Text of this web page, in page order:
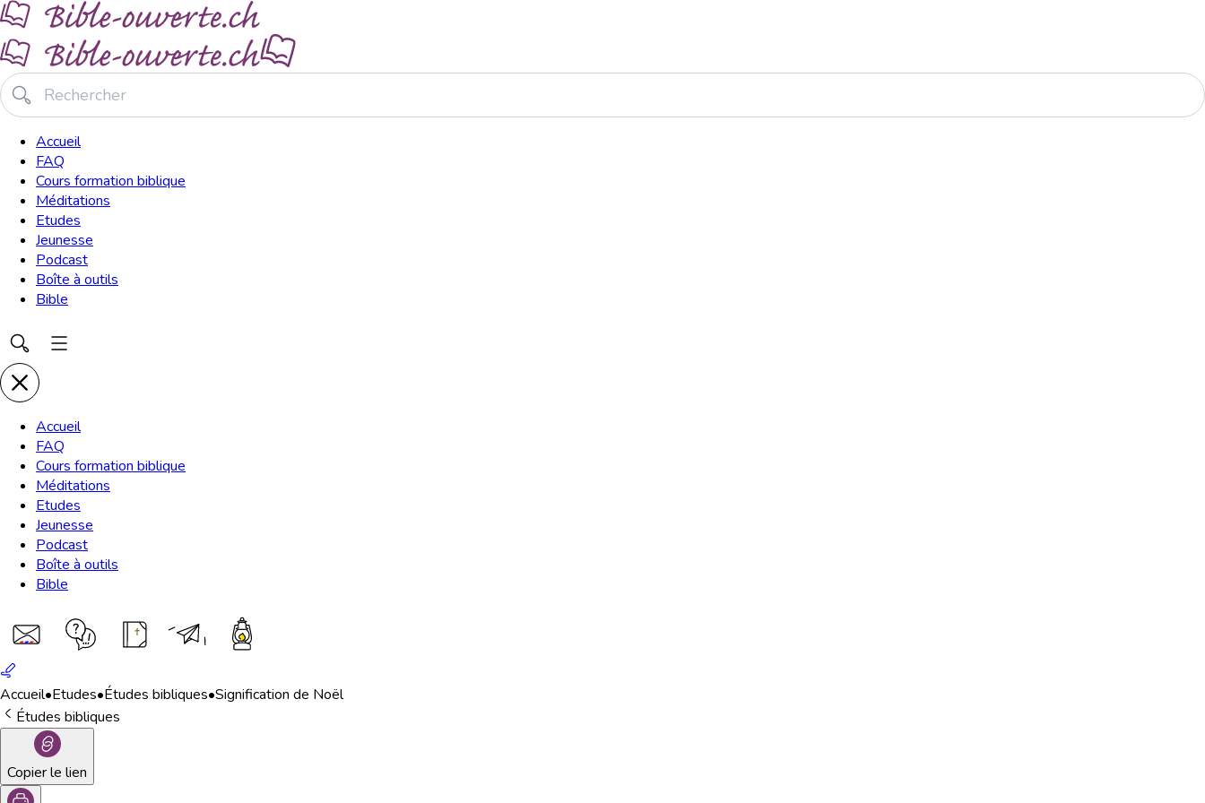
Accueil
FAQ
Cours formation biblique
Méditations
Etudes
Jeunesse
Podcast
Boîte à outils
Bible
Accueil
FAQ
Cours formation biblique
Méditations
Etudes
Jeunesse
Podcast
Boîte à outils
Bible
Accueil•Etudes•Études bibliques•Signification de Noël
Études bibliques
Copier le lien